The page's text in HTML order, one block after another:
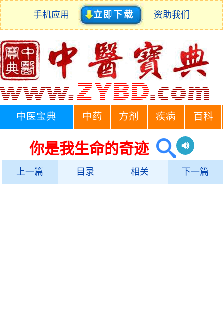
手机应用 立即下载 资助我们
中医宝典 中药 方剂 疾病 百科
你是我生命的奇迹
上一篇 目录 相关 下一篇